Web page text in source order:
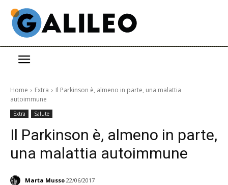
Home Extra
Il Parkinson è, almeno in parte, una malattia
autoimmune
Extra Salute
Il Parkinson è, almeno in parte,
una malattia autoimmune
Marta Musso 22/06/2017